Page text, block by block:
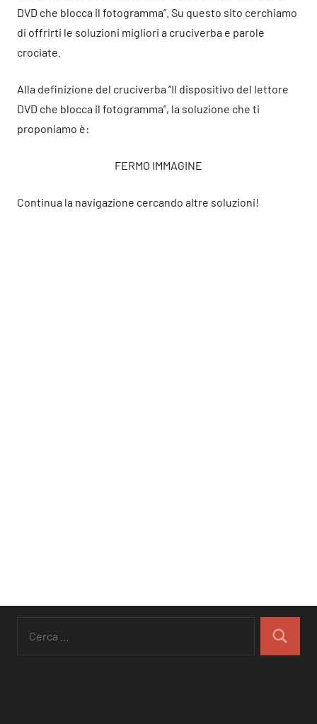
DVD che blocca il fotogramma”. Su questo sito cerchiamo
di offrirti le soluzioni migliori a cruciverba e parole
crociate.
Alla definizione del cruciverba “Il dispositivo del lettore
DVD che blocca il fotogramma”, la soluzione che ti
proponiamo è:
FERMO IMMAGINE
Continua la navigazione cercando altre soluzioni!